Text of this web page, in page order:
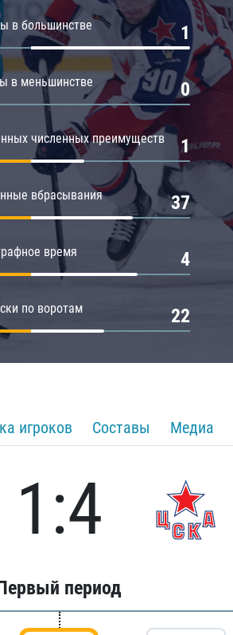
в большинстве 1
в меньшинстве 0
численных преимуществ 1
вбрасывания 37
время 4
по воротам 22
игроков Составы Медиа
1:4
период